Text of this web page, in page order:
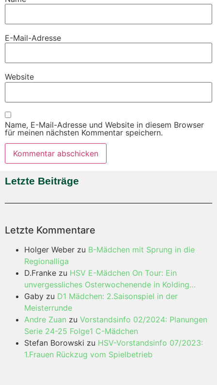
E-Mail-Adresse
Website
Name, E-Mail-Adresse und Website in diesem Browser
für meinen nächsten Kommentar speichern.
Letzte Beiträge
Letzte Kommentare
Holger Weber zu B-Mädchen mit Sprung in die
Regionalliga
D.Franke zu HSV E-Mädchen On Tour: Ein
unvergessliches Osterwochenende in Kolding…
Gaby zu D1 Mädchen: 2.Saisonspiel in der
Meisterrunde
Andre Zuan zu Vorstandsinfo 02/2024: Planungen
Serie 24-25 Folge1 C-Mädchen
Stefan Borowski zu HSV-Vorstandsinfo 07/2023:
1.Frauen Rückzug vom Spielbetrieb